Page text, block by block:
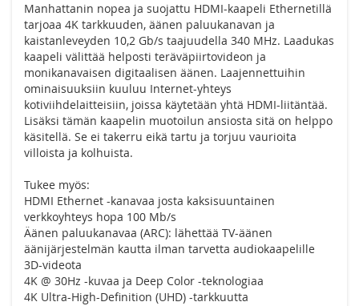
Manhattanin nopea ja suojattu HDMI-kaapeli Ethernetillä
tarjoaa 4K tarkkuuden, äänen paluukanavan ja
kaistanleveyden 10,2 Gb/s taajuudella 340 MHz. Laadukas
kaapeli välittää helposti teräväpiirtovideon ja
monikanavaisen digitaalisen äänen. Laajennettuihin
ominaisuuksiin kuuluu Internet-yhteys
kotiviihdelaitteisiin, joissa käytetään yhtä HDMI-liitäntää.
Lisäksi tämän kaapelin muotoilun ansiosta sitä on helppo
käsitellä. Se ei takerru eikä tartu ja torjuu vaurioita
villoista ja kolhuista.
Tukee myös:
HDMI Ethernet -kanavaa josta kaksisuuntainen
verkkoyhteys hopa 100 Mb/s
Äänen paluukanavaa (ARC): lähettää TV-äänen
äänijärjestelmän kautta ilman tarvetta audiokaapelille
3D-videota
4K @ 30Hz -kuvaa ja Deep Color -teknologiaa
4K Ultra-High-Definition (UHD) -tarkkuutta